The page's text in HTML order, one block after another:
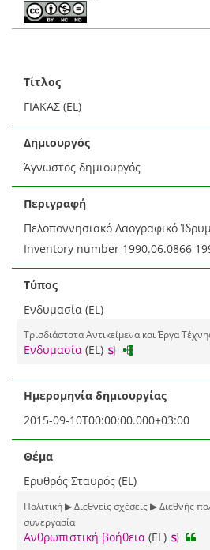
Τίτλος
ΓΙΑΚΑΣ (EL)
Δημιουργός
Άγνωστος δημιουργός
Περιγραφή
Πελοποννησιακό Λαογραφικό
Inventory number 1990.06.0866
Τύπος
Ενδυμασία (EL)
Τρισδιάστατα Αντικείμενα και Έργα
Ενδυμασία (EL)
Ημερομηνία δημιουργίας
2015-09-10T00:00:00.000+03:00
Θέμα
Ερυθρός Σταυρός (EL)
Πολιτική ▶ Διεθνείς σχέσεις ▶ Διεθνής
συνεργασία
Ανθρωπιστική βοήθεια (EL)